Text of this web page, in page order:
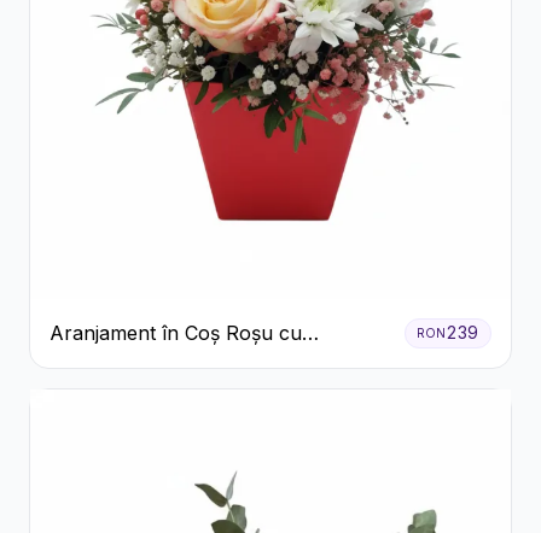
Aranjament în Coș Roșu cu
Trandafiri și Crizanteme Albe
RON239